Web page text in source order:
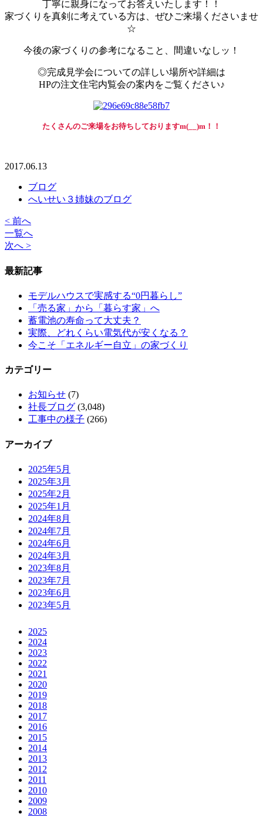
丁寧に親身になってお答えいたします！！
家づくりを真剣に考えている方は、ぜひご来場くださいませ
☆
今後の家づくりの参考になること、間違いなしッ！
◎完成見学会についての詳しい場所や詳細は
HPの注文住宅内覧会の案内をご覧ください♪
たくさんのご来場をお待ちしておりますm(__)m！！
2017.06.13
ブログ
へいせい３姉妹のブログ
< 前へ
一覧へ
次へ >
最新記事
モデルハウスで実感する“0円暮らし”
「売る家」から「暮らす家」へ
蓄電池の寿命って大丈夫？
実際、どれくらい電気代が安くなる？
今こそ「エネルギー自立」の家づくり
カテゴリー
お知らせ (7)
社長ブログ (3,048)
工事中の様子 (266)
アーカイブ
2025年5月
2025年3月
2025年2月
2025年1月
2024年8月
2024年7月
2024年6月
2024年3月
2023年8月
2023年7月
2023年6月
2023年5月
2025
2024
2023
2022
2021
2020
2019
2018
2017
2016
2015
2014
2013
2012
2011
2010
2009
2008